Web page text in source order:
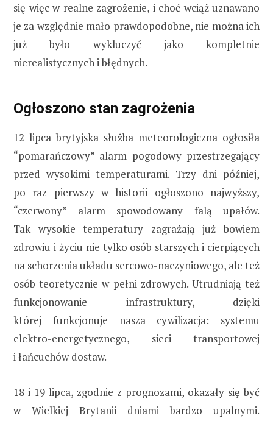
się więc w realne zagrożenie, i choć wciąż uznawano
je za względnie mało prawdopodobne, nie można ich
już było wykluczyć jako kompletnie
nierealistycznych i błędnych.
Ogłoszono stan zagrożenia
12 lipca brytyjska służba meteorologiczna ogłosiła
“pomarańczowy” alarm pogodowy przestrzegający
przed wysokimi temperaturami. Trzy dni później,
po raz pierwszy w historii ogłoszono najwyższy,
“czerwony” alarm spowodowany falą upałów.
Tak wysokie temperatury zagrażają już bowiem
zdrowiu i życiu nie tylko osób starszych i cierpiących
na schorzenia układu sercowo-naczyniowego, ale też
osób teoretycznie w pełni zdrowych. Utrudniają też
funkcjonowanie infrastruktury, dzięki
której funkcjonuje nasza cywilizacja: systemu
elektro-energetycznego, sieci transportowej
i łańcuchów dostaw.
18 i 19 lipca, zgodnie z prognozami, okazały się być
w Wielkiej Brytanii dniami bardzo upalnymi.